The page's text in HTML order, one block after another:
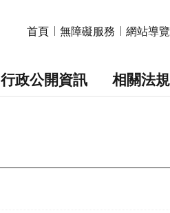
首頁 無障礙服務 網站導覽
行政公開資訊 相關法規